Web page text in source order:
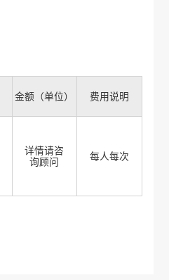
金额（单位） 费用说明
详情请咨
询顾问
每人每次